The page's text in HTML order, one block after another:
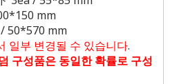
mm
50*570 mm
일부 변경될 수 있습니다.
구성품은 동일한 확률로 구성